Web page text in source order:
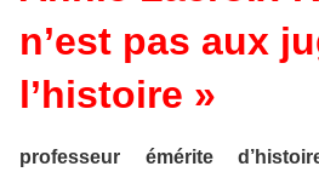
n’est pas aux
l’histoire »
professeur émérite